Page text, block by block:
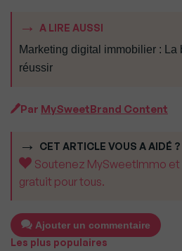
A LIRE AUSSI
Marketing digital immobilier : La
réussir
Par MySweetBrand Content
CET ARTICLE VOUS A AIDÉ ?
Soutenez MySweetImmo
gratuit pour tous.
Ajouter un commentaire
Les plus populaires